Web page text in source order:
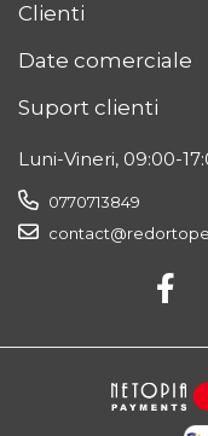
Clienti
Date comerciale
Suport clienti
Luni-Vineri, 09:00-
0770713849